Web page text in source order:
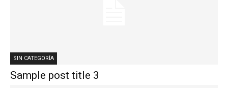
SIN CATEGORÍA
Sample post title 3